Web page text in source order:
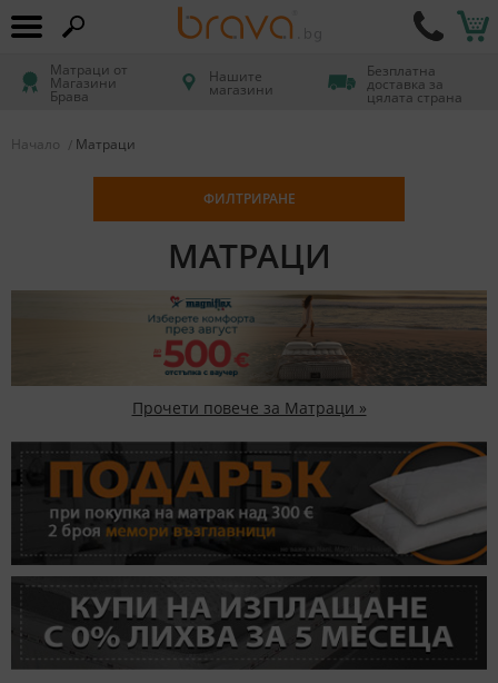
Матраци от
Магазини
Брава
Нашите
магазини
Безплатна
доставка за
цялата страна
Начало Матраци
МАТРАЦИ
Прочети повече за Матраци »
ФИЛТРИРАНЕ